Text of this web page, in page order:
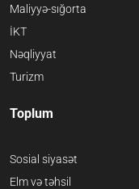
Maliyyə-sığorta
İKT
Nəqliyyat
Turizm
Toplum
Sosial siyasət
Elm və təhsil